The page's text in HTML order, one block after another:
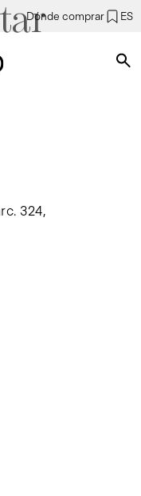
Dónde comprar ES
324,